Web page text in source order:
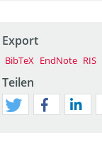
Export
BibTeX EndNote RIS
Teilen